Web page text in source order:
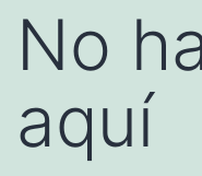
No
aquí